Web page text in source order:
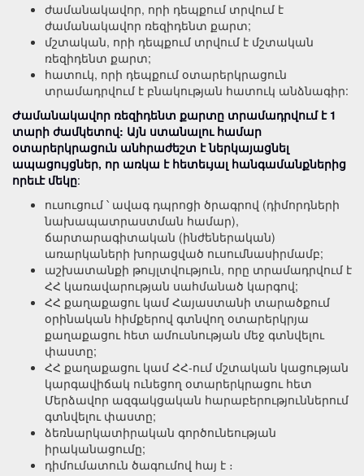
ժամանակավոր, որի դեպքում տրվում է
ժամանակավոր ռեզիդենտ քարտ;
մշտական, որի դեպքում տրվում է մշտական
ռեզիդենտ քարտ;
հատուկ, որի դեպքում օտարերկրացուն
տրամադրվում է բնակության հատուկ անձնագիր:
Ժամանակավոր ռեզիդենտ քարտը տրամադրվում է 1
տարի ժամկետով: Այն ստանալու համար
օտարերկրացուն անհրաժեշտ է ներկայացնել
ապացույցներ, որ առկա է հետեւյալ հանգամանքներից
որեւէ մեկը:
ուսուցում ՝ ավագ դպրոցի ծրագրով (դիմորդների
նախապատրաստման համար),
ճարտարագիտական (ինժեներական)
առարկաների խորացված ուսումնասիրմամբ;
աշխատանքի թույլտվություն, որը տրամադրվում է
ՀՀ կառավարության սահմանած կարգով;
ՀՀ քաղաքացու կամ Հայաստանի տարածքում
օրինական հիմքերով գտնվող օտարերկրյա
քաղաքացու հետ ամուսնության մեջ գտնվելու
փաստը;
ՀՀ քաղաքացու կամ ՀՀ-ում մշտական կացության
կարգավիճակ ունեցող օտարերկրացու հետ
Մերձավոր ազգակցական հարաբերություններում
գտնվելու փաստը;
ձեռնարկատիրական գործունեության
իրականացումը;
դիմումատուն ծագումով հայ է ։